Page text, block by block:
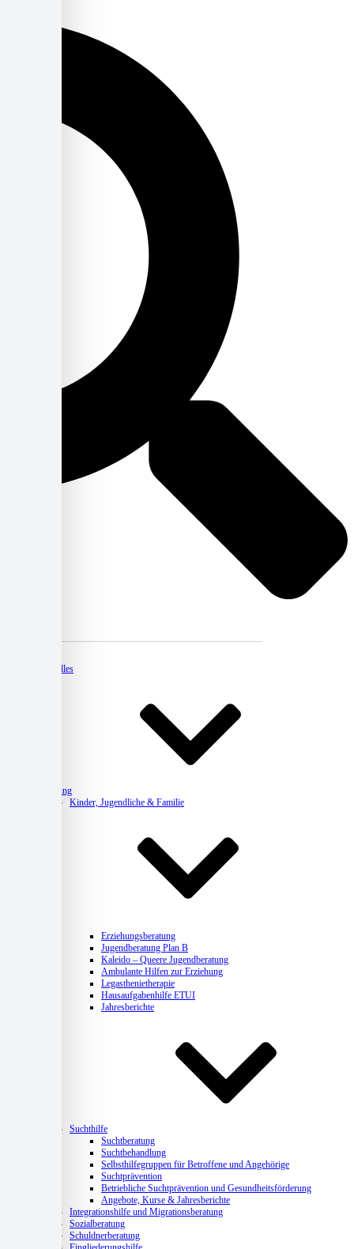
Aktuelles
Beratung
Kinder, Jugendliche & Familie
Erziehungsberatung
Jugendberatung Plan B
Kaleido – Queere Jugendberatung
Ambulante Hilfen zur Erziehung
Legasthenietherapie
Hausaufgabenhilfe ETUI
Jahresberichte
Suchthilfe
Suchtberatung
Suchtbehandlung
Selbsthilfegruppen für Betroffene und Angehörige
Suchtprävention
Betriebliche Suchtprävention und Gesundheitsförderung
Angebote, Kurse & Jahresberichte
Integrationshilfe und Migrationsberatung
Sozialberatung
Schuldnerberatung